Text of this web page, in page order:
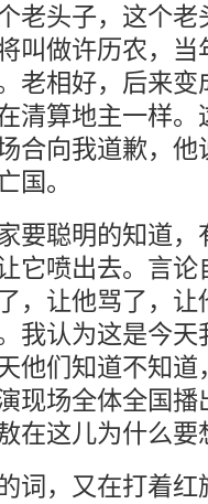
老头子，这个
叫做许历农，
老相好，后来
清算地主一样
合向我道歉，
国。
要聪明的知道
它喷出去。言
，让他骂了，
我认为这是今
他们知道不知
现场全体全国
在这儿为什么
词，又在打着